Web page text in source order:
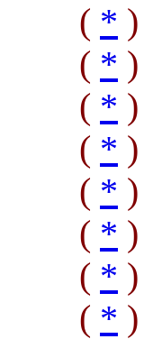
( *
( *
( *
( *
( *
( *
( *
( *